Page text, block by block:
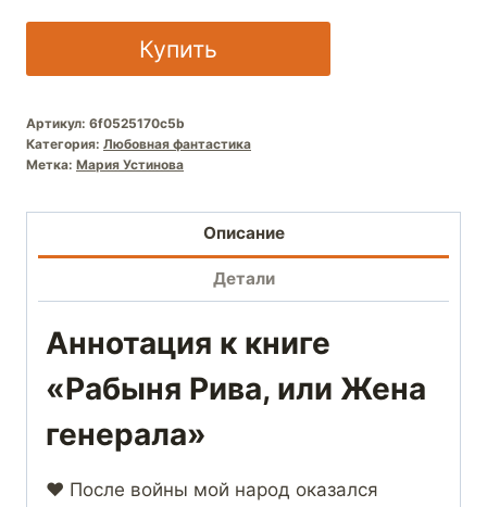
Купить
Артикул: 6f0525170c5b
Категория: Любовная фантастика
Метка: Мария Устинова
Описание
Детали
Аннотация к книге
«Рабыня Рива, или Жена
генерала»
❤️ После войны мой народ оказался